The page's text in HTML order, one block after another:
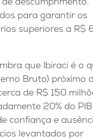
para garantir os
superiores a R$
que Ibiraci é o
Bruto) próximo
de R$ 150
20% do
confiança e
levantados por